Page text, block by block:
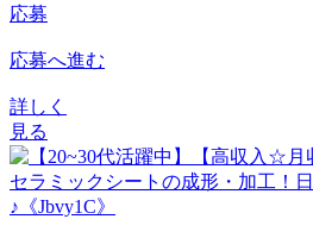
応募
応募へ進む
詳しく
見る